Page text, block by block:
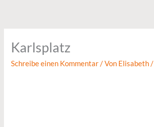
Karlsplatz
Schreibe einen Kommentar / Von Elisabeth/